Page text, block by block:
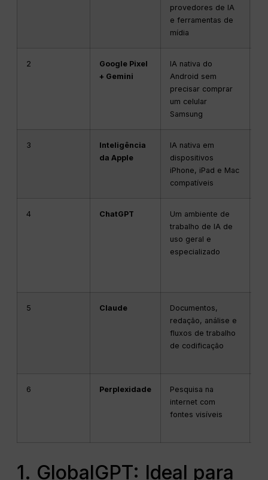
provedores de IA
e ferramentas de
mídia
2
Google Pixel
+ Gemini
IA nativa do
Android sem
precisar comprar
um celular
Samsung
3
Inteligência
da Apple
IA nativa em
dispositivos
iPhone, iPad e Mac
compatíveis
4 ChatGPT
Um ambiente de
trabalho de IA de
uso geral e
especializado
5 Claude
Documentos,
redação, análise e
fluxos de trabalho
de codificação
6 Perplexidade
Pesquisa na
internet com
fontes visíveis
1. GlobalGPT: Ideal para